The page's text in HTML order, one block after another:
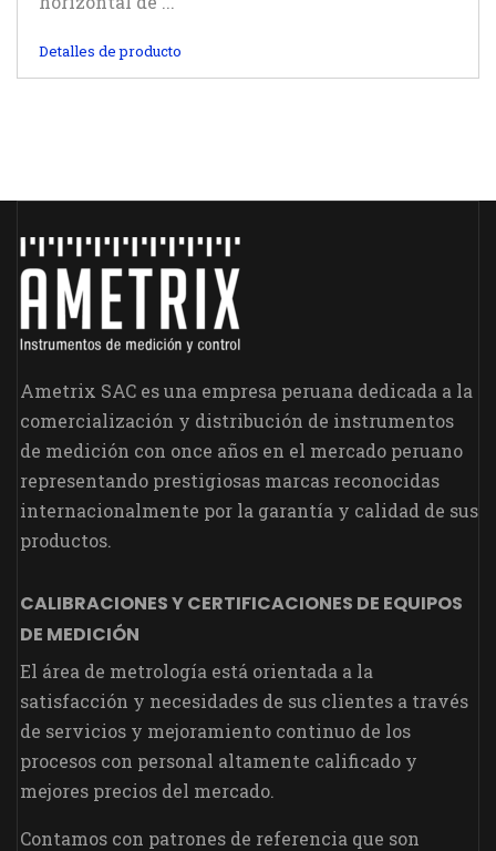
Detalles de producto
Ametrix SAC es una empresa peruana dedicada a la
comercialización y distribución de instrumentos
de medición con once años en el mercado peruano
representando prestigiosas marcas reconocidas
internacionalmente por la garantía y calidad de sus
productos.
CALIBRACIONES Y CERTIFICACIONES DE EQUIPOS
DE MEDICIÓN
El área de metrología está orientada a la
satisfacción y necesidades de sus clientes a través
de servicios y mejoramiento continuo de los
procesos con personal altamente calificado y
mejores precios del mercado.
Contamos con patrones de referencia que son